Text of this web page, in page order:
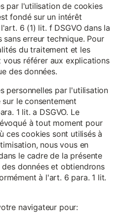
par l'utilisation de cookies
fondé sur un intérêt
6 (1) lit. f DSGVO dans la
erreur technique. Pour
du traitement et les
vous référer aux explications
des données.
personnelles par l'utilisation
le consentement
1 lit. a DSGVO. Le
à tout moment pour
ces cookies sont utilisés à
nous vous en
le cadre de la présente
données et obtiendrons
à l'art. 6 para. 1 lit.
navigateur pour: